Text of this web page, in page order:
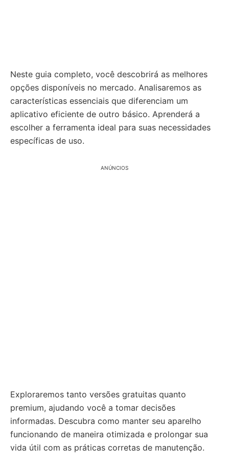
Neste guia completo, você descobrirá as melhores
opções disponíveis no mercado. Analisaremos as
características essenciais que diferenciam um
aplicativo eficiente de outro básico. Aprenderá a
escolher a ferramenta ideal para suas necessidades
específicas de uso.
ANÚNCIOS
Exploraremos tanto versões gratuitas quanto
premium, ajudando você a tomar decisões
informadas. Descubra como manter seu aparelho
funcionando de maneira otimizada e prolongar sua
vida útil com as práticas corretas de manutenção.